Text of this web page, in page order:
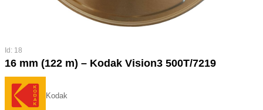
Id: 18
16 mm (122 m) – Kodak Vision3 500T/7219
Kodak